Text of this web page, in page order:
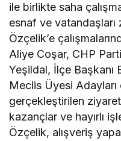
ile birlikte saha
esnaf ve
Özçelik’e
Aliye Coşar, CHP
Yeşildal, İlçe Başkanı
Meclis Üyesi
gerçekleştirilen
kazançlar ve hayırlı
Özçelik, alışveriş